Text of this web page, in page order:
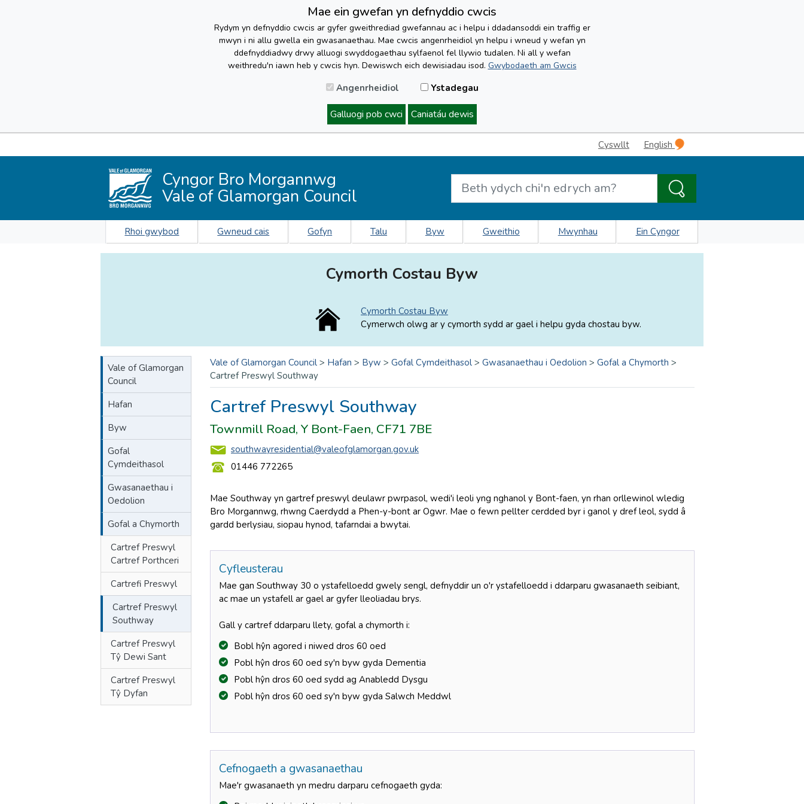
Mae ein gwefan yn defnyddio cwcis
Rydym yn defnyddio cwcis ar gyfer gweithrediad gwefannau ac i helpu i ddadansoddi ein traffig er
mwyn i ni allu gwella ein gwasanaethau. Mae cwcis angenrheidiol yn helpu i wneud y wefan yn
ddefnyddiadwy drwy alluogi swyddogaethau sylfaenol fel llywio tudalen. Ni all y wefan
weithredu'n iawn heb y cwcis hyn. Dewiswch eich dewisiadau isod. Gwybodaeth am Gwcis
Angenrheidiol Ystadegau
Galluogi pob cwci Caniatáu dewis
Cyswllt English
Cyngor Bro Morgannwg
Vale of Glamorgan Council
Rhoi gwybod Gwneud cais Gofyn Talu Byw Gweithio Mwynhau Ein Cyngor
Cymorth Costau Byw
Cymorth Costau Byw
Cymerwch olwg ar y cymorth sydd ar gael i helpu gyda chostau byw.
Vale of Glamorgan
Council
Hafan
Byw
Gofal
Cymdeithasol
Gwasanaethau i
Oedolion
Gofal a Chymorth
Cartref Preswyl
Cartref Porthceri
Cartrefi Preswyl
Cartref Preswyl
Southway
Cartref Preswyl
Tŷ Dewi Sant
Cartref Preswyl
Tŷ Dyfan
Vale of Glamorgan Council > Hafan > Byw > Gofal Cymdeithasol > Gwasanaethau i Oedolion > Gofal a Chymorth >
Cartref Preswyl Southway
Cartref Preswyl Southway
Townmill Road, Y Bont-Faen, CF71 7BE
southwayresidential@valeofglamorgan.gov.uk
01446 772265
Mae Southway yn gartref preswyl deulawr pwrpasol, wedi'i leoli yng nghanol y Bont-faen, yn rhan orllewinol wledig
Bro Morgannwg, rhwng Caerdydd a Phen-y-bont ar Ogwr. Mae o fewn pellter cerdded byr i ganol y dref leol, sydd â
gardd berlysiau, siopau hynod, tafarndai a bwytai.
Cyfleusterau
Mae gan Southway 30 o ystafelloedd gwely sengl, defnyddir un o'r ystafelloedd i ddarparu gwasanaeth seibiant,
ac mae un ystafell ar gael ar gyfer lleoliadau brys.
Gall y cartref ddarparu llety, gofal a chymorth i:
Bobl hŷn agored i niwed dros 60 oed
Pobl hŷn dros 60 oed sy'n byw gyda Dementia
Pobl hŷn dros 60 oed sydd ag Anabledd Dysgu
Pobl hŷn dros 60 oed sy'n byw gyda Salwch Meddwl
Cefnogaeth a gwasanaethau
Mae'r gwasanaeth yn medru darparu cefnogaeth gyda: